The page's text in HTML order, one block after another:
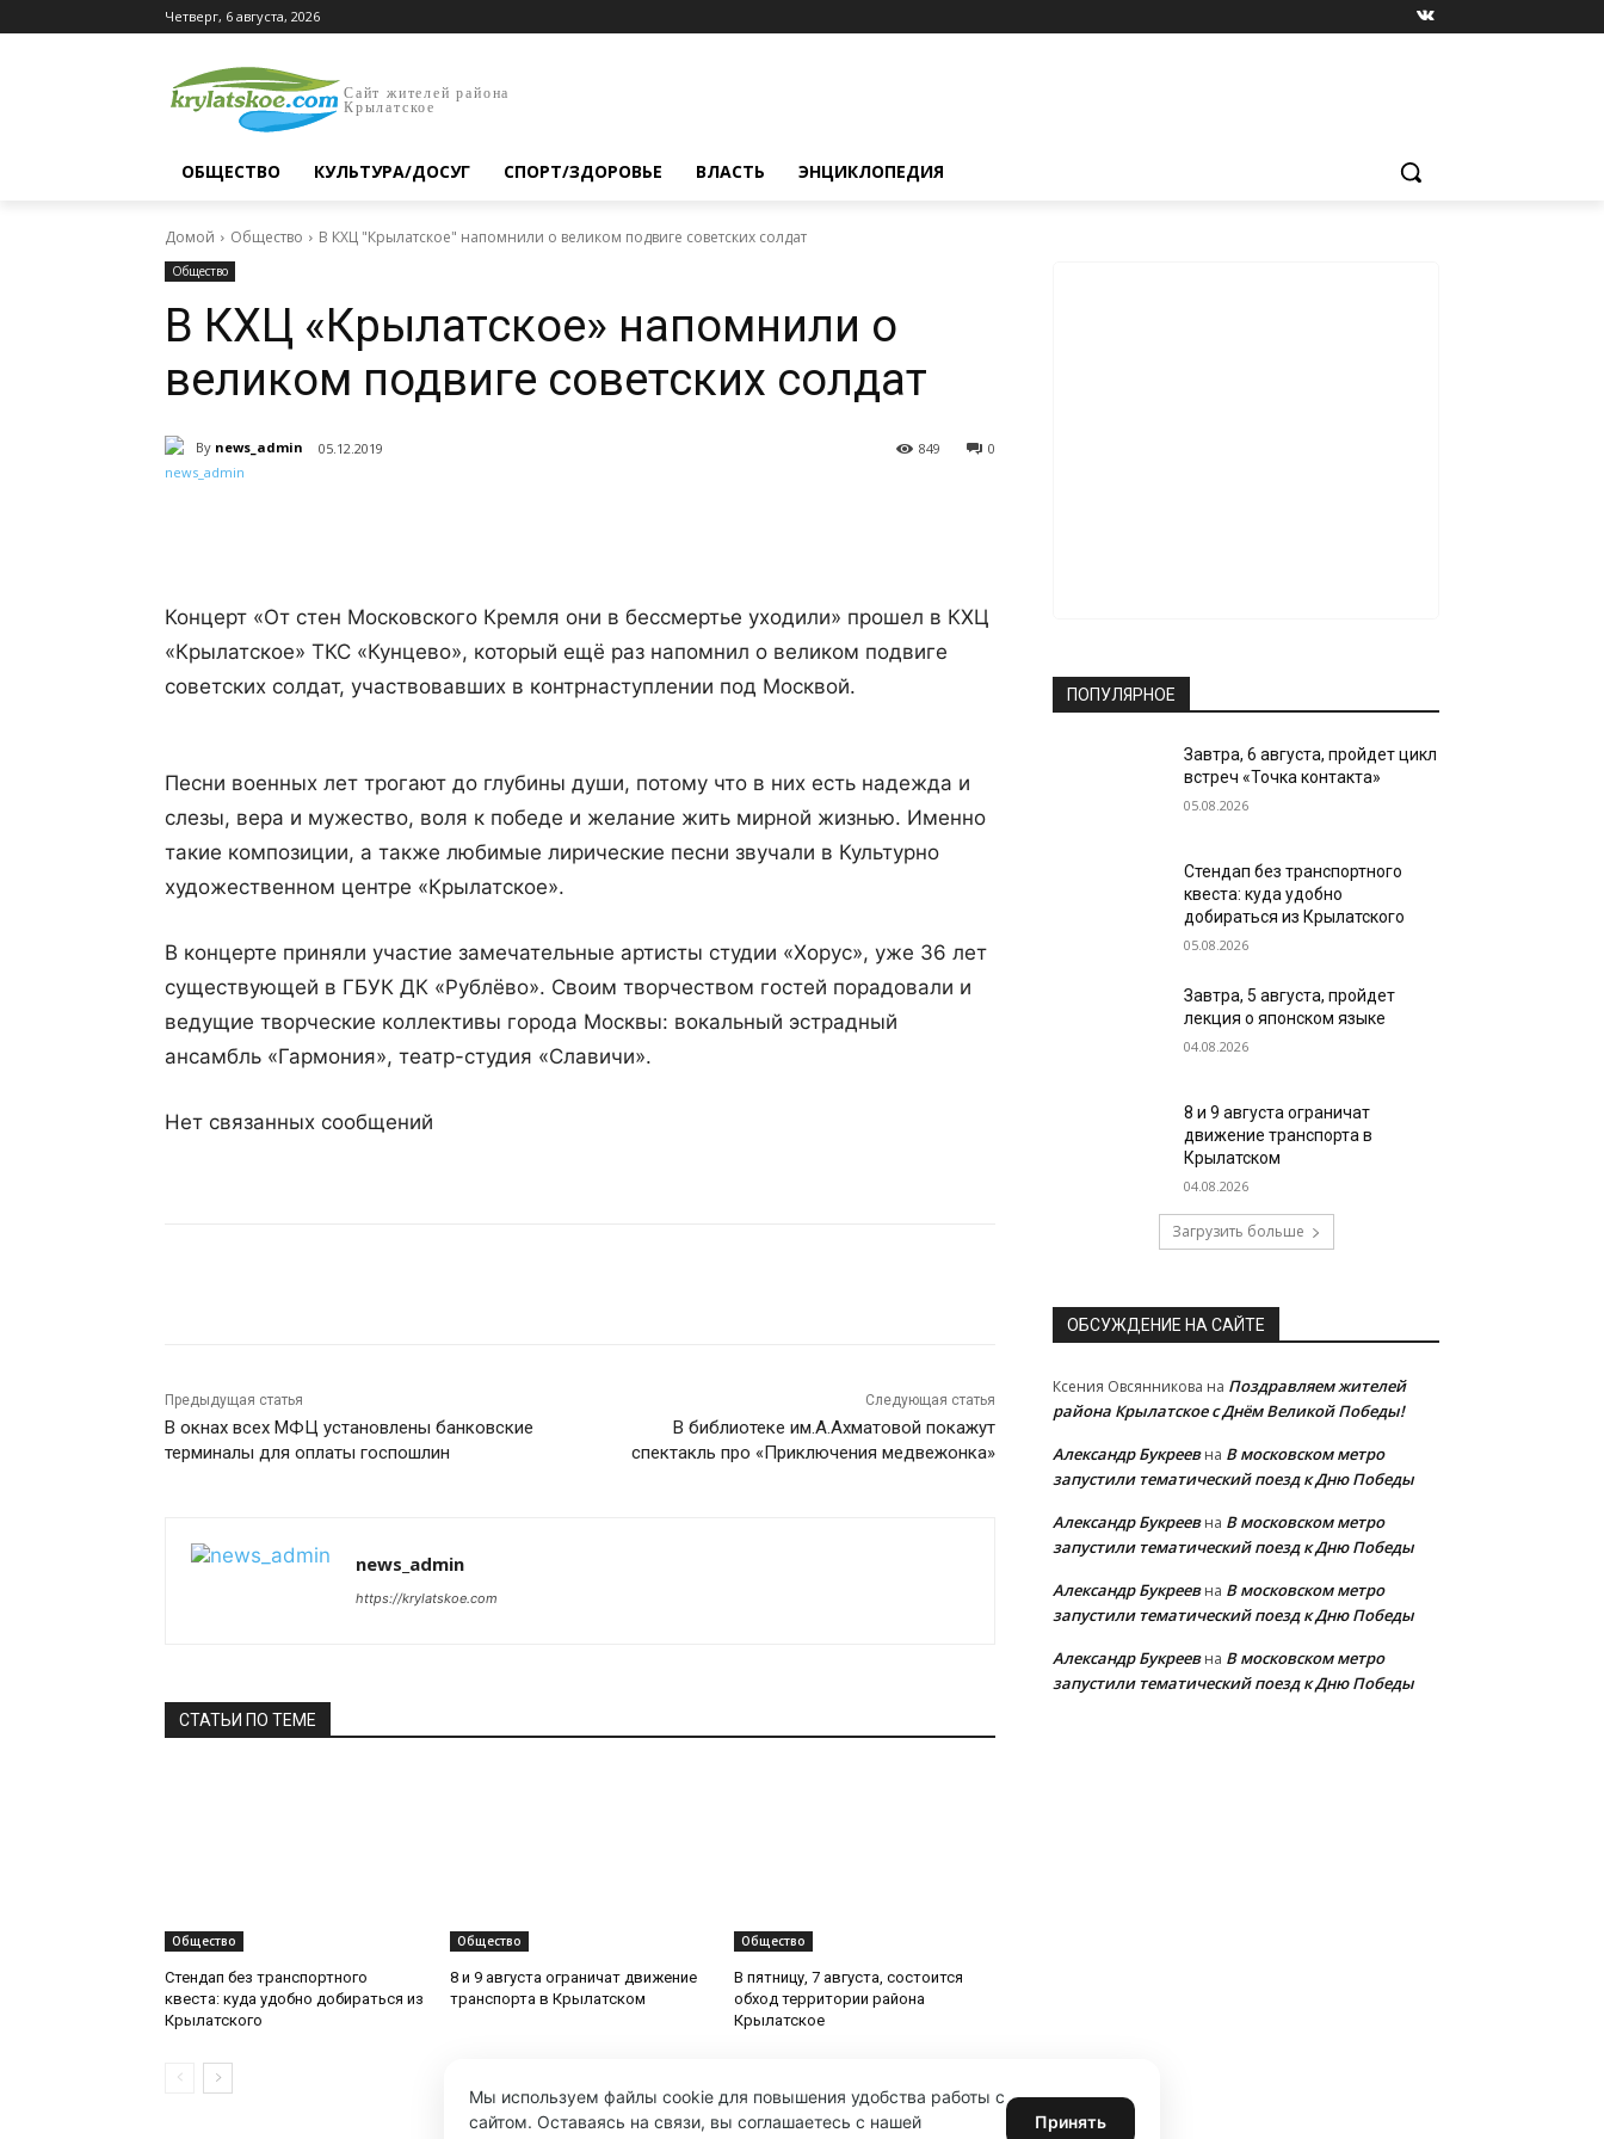
Четверг, 6 августа, 2026
Сайт жителей района
Крылатское
ОБЩЕСТВО КУЛЬТУРА/ДОСУГ СПОРТ/ЗДОРОВЬЕ ВЛАСТЬ ЭНЦИКЛОПЕДИЯ
Домой Общество В КХЦ "Крылатское" напомнили о великом подвиге советских солдат
Общество
В КХЦ «Крылатское» напомнили о
великом подвиге советских солдат
By news_admin 05.12.2019 0
849
Концерт «От стен Московского Кремля они в бессмертье уходили» прошел в КХЦ
«Крылатское» ТКС «Кунцево», который ещё раз напомнил о великом подвиге
советских солдат, участвовавших в контрнаступлении под Москвой.
Песни военных лет трогают до глубины души, потому что в них есть надежда и
слезы, вера и мужество, воля к победе и желание жить мирной жизнью. Именно
такие композиции, а также любимые лирические песни звучали в Культурно
художественном центре «Крылатское».
В концерте приняли участие замечательные артисты студии «Хорус», уже 36 лет
существующей в ГБУК ДК «Рублёво». Своим творчеством гостей порадовали и
ведущие творческие коллективы города Москвы: вокальный эстрадный
ансамбль «Гармония», театр-студия «Славичи».
Нет связанных сообщений
Предыдущая статья
В окнах всех МФЦ установлены банковские
терминалы для оплаты госпошлин
Следующая статья
В библиотеке им.А.Ахматовой покажут
спектакль про «Приключения медвежонка»
news_admin
https://krylatskoe.com
СТАТЬИ ПО ТЕМЕ
Общество
Стендап без транспортного
квеста: куда удобно добираться из
Крылатского
Общество
8 и 9 августа ограничат движение
транспорта в Крылатском
Общество
В пятницу, 7 августа, состоится
обход территории района
Крылатское
ПОПУЛЯРНОЕ
Завтра, 6 августа, пройдет цикл
встреч «Точка контакта»
05.08.2026
Стендап без транспортного
квеста: куда удобно
добираться из Крылатского
05.08.2026
Завтра, 5 августа, пройдет
лекция о японском языке
04.08.2026
8 и 9 августа ограничат
движение транспорта в
Крылатском
04.08.2026
Загрузить больше
ОБСУЖДЕНИЕ НА САЙТЕ
Ксения Овсянникова на Поздравляем жителей
района Крылатское с Днём Великой Победы!
Александр Букреевна В московском метро
запустили тематический поезд к Дню Победы
Александр Букреевна В московском метро
запустили тематический поезд к Дню Победы
Александр Букреевна В московском метро
запустили тематический поезд к Дню Победы
Александр Букреевна В московском метро
запустили тематический поезд к Дню Победы
Мы используем файлы cookie для повышения удобства работы с
сайтом. Оставаясь на связи, вы соглашаетесь с нашей
Принять